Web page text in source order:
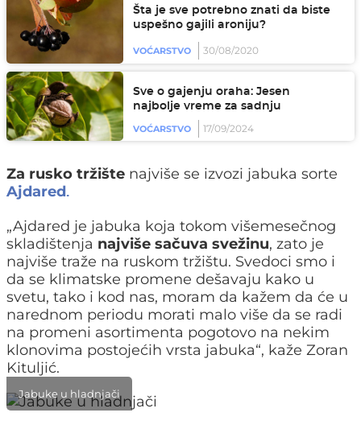
Šta je sve potrebno znati da biste
uspešno gajili aroniju?
VOĆARSTVO 30/08/2020
Sve o gajenju oraha: Jesen
najbolje vreme za sadnju
VOĆARSTVO 17/09/2024
Za rusko tržište najviše se izvozi jabuka sorte
Ajdared.
„Ajdared je jabuka koja tokom višemesečnog
skladištenja najviše sačuva svežinu, zato je
najviše traže na ruskom tržištu. Svedoci smo i
da se klimatske promene dešavaju kako u
svetu, tako i kod nas, moram da kažem da će u
narednom periodu morati malo više da se radi
na promeni asortimenta pogotovo na nekim
klonovima postojećih vrsta jabuka“, kaže Zoran
Kituljić.
Jabuke u hladnjači